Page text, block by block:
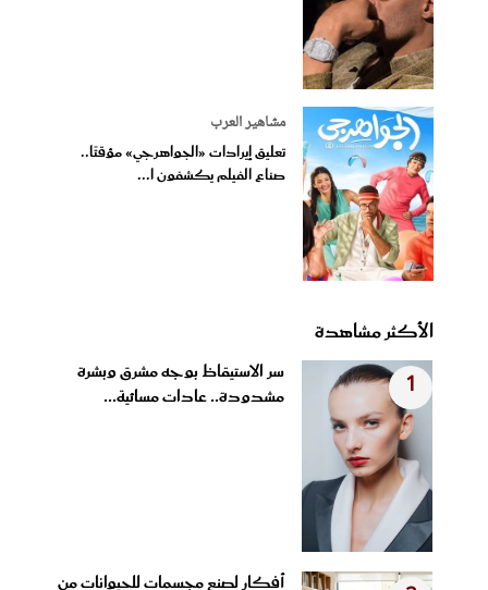
مشاهير العرب
تعليق إيرادات «الجواهرجي» مؤقتًا..
صناع الفيلم يكشفون ا...
الأكثر مشاهدة
1
سر الاستيقاظ بوجه مشرق وبشرة
مشدودة.. عادات مسائية...
أفكار لصنع مجسمات للحيوانات من